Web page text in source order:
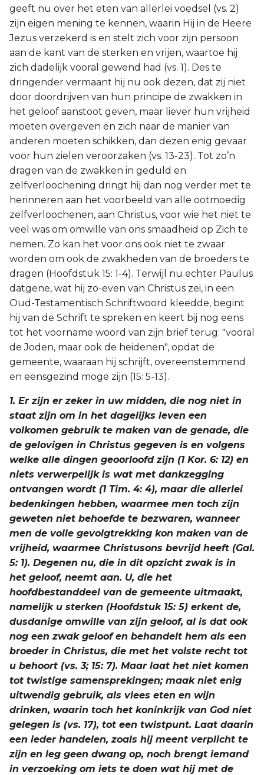
geeft nu over het eten van allerlei voedsel (vs. 2)
zijn eigen mening te kennen, waarin Hij in de Heere
Jezus verzekerd is en stelt zich voor zijn persoon
aan de kant van de sterken en vrijen, waartoe hij
zich dadelijk vooral gewend had (vs. 1). Des te
dringender vermaant hij nu ook dezen, dat zij niet
door doordrijven van hun principe de zwakken in
het geloof aanstoot geven, maar liever hun vrijheid
moeten overgeven en zich naar de manier van
anderen moeten schikken, dan dezen enig gevaar
voor hun zielen veroorzaken (vs. 13-23). Tot zo’n
dragen van de zwakken in geduld en
zelfverloochening dringt hij dan nog verder met te
herinneren aan het voorbeeld van alle ootmoedig
zelfverloochenen, aan Christus, voor wie het niet te
veel was om omwille van ons smaadheid op Zich te
nemen. Zo kan het voor ons ook niet te zwaar
worden om ook de zwakheden van de broeders te
dragen (Hoofdstuk 15: 1-4). Terwijl nu echter Paulus
datgene, wat hij zo-even van Christus zei, in een
Oud-Testamentisch Schriftwoord kleedde, begint
hij van de Schrift te spreken en keert bij nog eens
tot het voorname woord van zijn brief terug: "vooral
de Joden, maar ook de heidenen", opdat de
gemeente, waaraan hij schrijft, overeenstemmend
en eensgezind moge zijn (15: 5-13).
1. Er zijn er zeker in uw midden, die nog niet in
staat zijn om in het dagelijks leven een
volkomen gebruik te maken van de genade, die
de gelovigen in Christus gegeven is en volgens
welke alle dingen geoorloofd zijn (1 Kor. 6: 12) en
niets verwerpelijk is wat met dankzegging
ontvangen wordt (1 Tim. 4: 4), maar die allerlei
bedenkingen hebben, waarmee men toch zijn
geweten niet behoefde te bezwaren, wanneer
men de volle gevolgtrekking kon maken van de
vrijheid, waarmee Christusons bevrijd heeft (Gal.
5: 1). Degenen nu, die in dit opzicht zwak is in
het geloof, neemt aan. U, die het
hoofdbestanddeel van de gemeente uitmaakt,
namelijk u sterken (Hoofdstuk 15: 5) erkent de,
dusdanige omwille van zijn geloof, al is dat ook
nog een zwak geloof en behandelt hem als een
broeder in Christus, die met het volste recht tot
u behoort (vs. 3; 15: 7). Maar laat het niet komen
tot twistige samensprekingen; maak niet enig
uitwendig gebruik, als vlees eten en wijn
drinken, waarin toch het koninkrijk van God niet
gelegen is (vs. 17), tot een twistpunt. Laat daarin
een ieder handelen, zoals hij meent verplicht te
zijn en leg geen dwang op, noch brengt iemand
in verzoeking om iets te doen wat hij met de